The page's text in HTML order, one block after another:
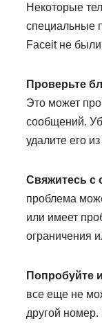
Некоторые
специальные
Faceit не
Проверьте
Это может
сообщений.
удалите его
Свяжитесь с
проблема
или имеет
ограничения
Попробуйте
все еще не
другой